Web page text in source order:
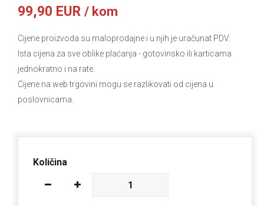
99,90 EUR / kom
Cijene proizvoda su maloprodajne i u njih je uračunat PDV.
Ista cijena za sve oblike plaćanja - gotovinsko ili karticama
jednokratno i na rate.
Cijene na web trgovini mogu se razlikovati od cijena u
poslovnicama.
Količina